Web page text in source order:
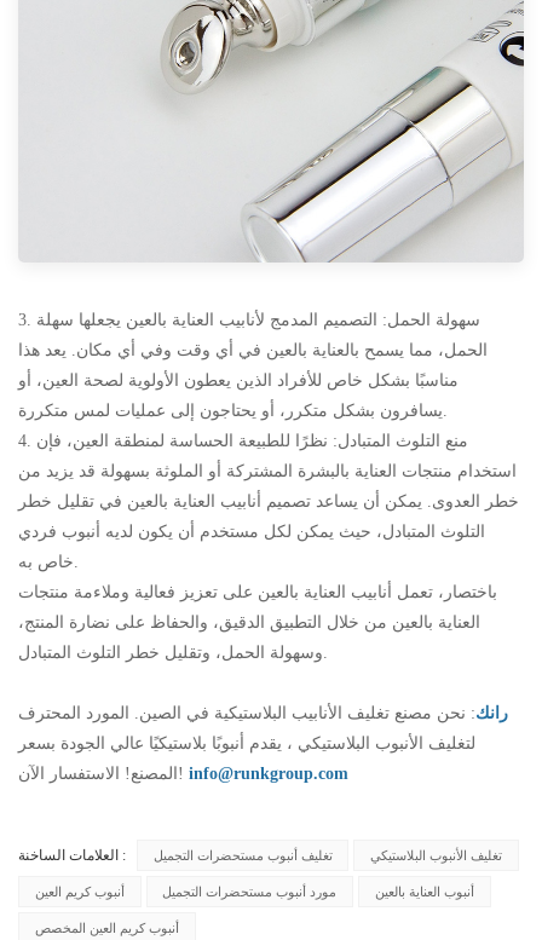
3. سهولة الحمل: التصميم المدمج لأنابيب العناية بالعين يجعلها سهلة
الحمل، مما يسمح بالعناية بالعين في أي وقت وفي أي مكان. يعد هذا
مناسبًا بشكل خاص للأفراد الذين يعطون الأولوية لصحة العين، أو
4. منع التلوث المتبادل: نظرًا للطبيعة الحساسة لمنطقة العين، فإن
استخدام منتجات العناية بالبشرة المشتركة أو الملوثة بسهولة قد يزيد من
خطر العدوى. يمكن أن يساعد تصميم أنابيب العناية بالعين في تقليل خطر
التلوث المتبادل، حيث يمكن لكل مستخدم أن يكون لديه أنبوب فردي
باختصار، تعمل أنابيب العناية بالعين على تعزيز فعالية وملاءمة منتجات
العناية بالعين من خلال التطبيق الدقيق، والحفاظ على نضارة المنتج،
رانك: نحن مصنع تغليف الأنابيب البلاستيكية في الصين. المورد المحترف
لتغليف الأنبوب البلاستيكي ، يقدم أنبوبًا بلاستيكيًا عالي الجودة بسعر
المصنع! الاستفسار الآن! info@runkgroup.com
العلامات الساخنة : تغليف أنبوب مستحضرات التجميل تغليف الأنبوب البلاستيكي
أنبوب كريم العين مورد أنبوب مستحضرات التجميل أنبوب العناية بالعين
أنبوب كريم العين المخصص